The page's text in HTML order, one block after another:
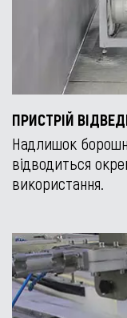
ПРИСТРІЙ
Надлишок
відводиться
використання.